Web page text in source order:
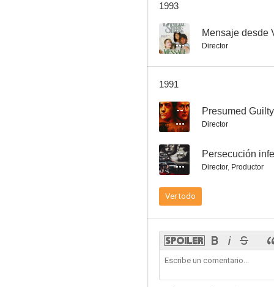
--
1993
-- Mensaje desde
Director
1991
-- Presumed Guilty
Director
-- Persecución
Director, Productor
Ver todo